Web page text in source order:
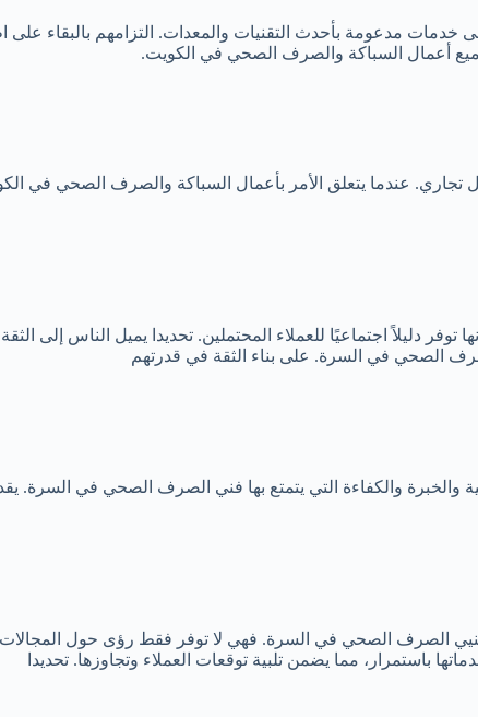
مدعومة بأحدث التقنيات والمعدات. التزامهم بالبقاء
أعمال السباكة والصرف الصحي في الكويت.
تجاري. عندما يتعلق الأمر بأعمال السباكة والصرف الصحي
دليلاً اجتماعيًا للعملاء المحتملين. تحديدا يميل الناس إلى
الصحي في السرة. على بناء الثقة في قدرتهم
والخبرة والكفاءة التي يتمتع بها فني الصرف الصحي في السرة.
الصرف الصحي في السرة. فهي لا توفر فقط رؤى حول المجالات
باستمرار، مما يضمن تلبية توقعات العملاء وتجاوزها. تحديدا